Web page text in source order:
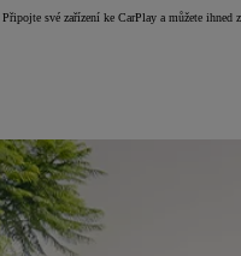
své zařízení ke CarPlay a můžete